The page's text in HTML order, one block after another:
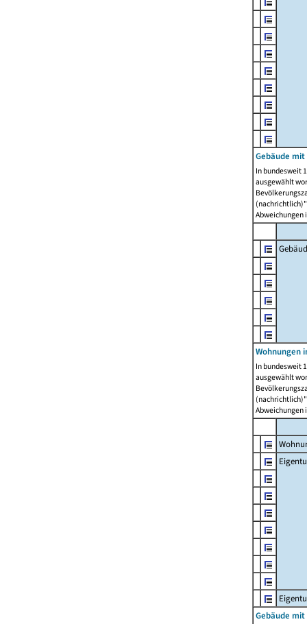
Gebäude mit
In bundesweit
ausgewählt
Abweichungen
Wohnungen
In bundesweit
ausgewählt
Abweichungen
Gebäude